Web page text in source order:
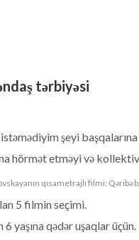
tərbiyəsi
şeyi
hörmət etməyi və
qısametrajlı filmi: Qəribə
5 filmin seçimi.
yaşına qədər uşaqlar üçün.